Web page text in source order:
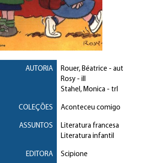
AUTORIA Rouer, Béatrice - aut
Rosy- ill
Stahel, Monica- trl
COLEÇÕES Aconteceu comigo
ASSUNTOS
Literatura francesa
Literatura infantil
EDITORA Scipione